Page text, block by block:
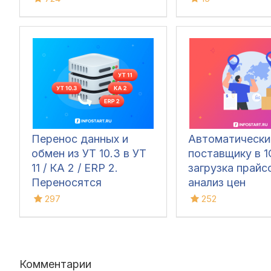
Перенос данных и
обмен из УТ 10.3 в УТ
11 / КА 2 / ERP 2.
Переносятся
документы,
297
поставщику в
загрузка
анализ цен
252
Комментарии